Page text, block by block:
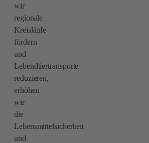
wir
regionale
Kreisläufe
fördern
und
Lebendtiertransporte
reduzieren,
erhöhen
wir
die
Lebensmittelsicherheit
und